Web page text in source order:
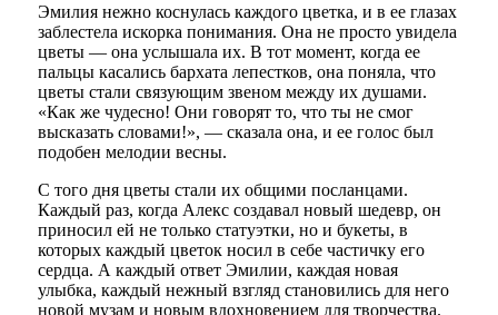
Эмилия нежно коснулась каждого цветка, и в ее глазах
заблестела искорка понимания. Она не просто увидела
цветы — она услышала их. В тот момент, когда ее
пальцы касались бархата лепестков, она поняла, что
цветы стали связующим звеном между их душами.
«Как же чудесно! Они говорят то, что ты не смог
высказать словами!», — сказала она, и ее голос был
подобен мелодии весны.
С того дня цветы стали их общими посланцами.
Каждый раз, когда Алекс создавал новый шедевр, он
приносил ей не только статуэтки, но и букеты, в
которых каждый цветок носил в себе частичку его
сердца. А каждый ответ Эмилии, каждая новая
улыбка, каждый нежный взгляд становились для него
новой музам и новым вдохновением для творчества.